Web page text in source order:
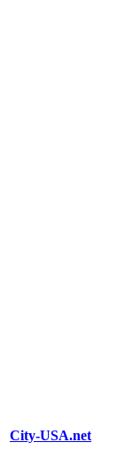
City-USA.net